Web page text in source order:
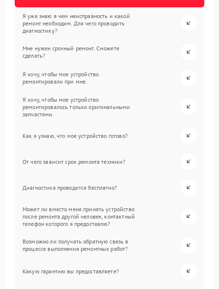
Я уже знаю в чем неисправность и какой
ремонт необходим. Для чего проводить
диагностику?
Мне нужен срочный ремонт. Сможете
сделать?
Я хочу, чтобы мое устройство
ремонтировали при мне.
Я хочу, чтобы мое устройство
ремонтировалось только оригинальными
запчастями.
Как я узнаю, что мое устройство готово?
От чего зависит срок ремонта техники?
Диагностика проводится бесплатно?
Может ли вместо меня принять устройство
после ремонта другой человек, контактный
телефон которого я предоставлю?
Возможно ли получать обратную связь в
процессе выполнения ремонтных работ?
Какую гарантию вы предоставляете?